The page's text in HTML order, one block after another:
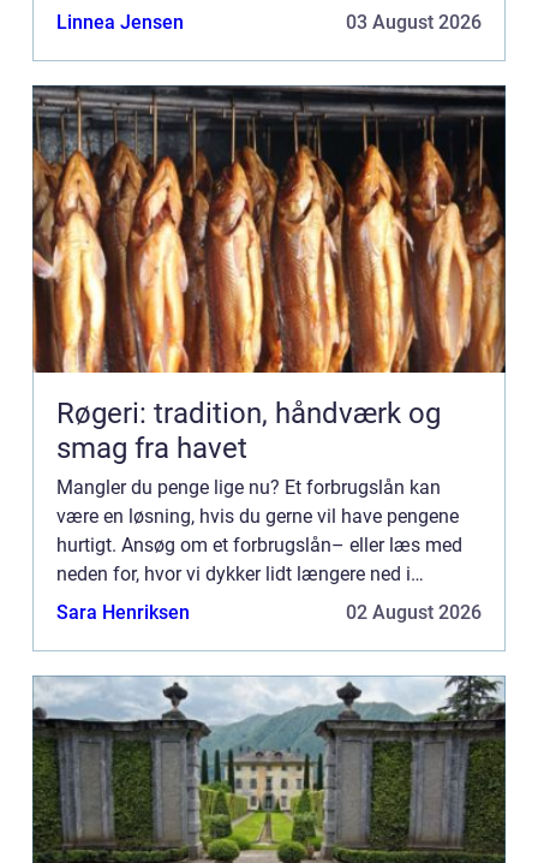
begrebet forbrugslån. I denne artikel giver vi dig et
Linnea Jensen 03 August 2026
Røgeri: tradition, håndværk og
smag fra havet
Mangler du penge lige nu? Et forbrugslån kan
være en løsning, hvis du gerne vil have pengene
hurtigt. Ansøg om et forbrugslån– eller læs med
neden for, hvor vi dykker lidt længere ned i
begrebet forbrugslån. I denne artikel giver vi dig et
Sara Henriksen 02 August 2026